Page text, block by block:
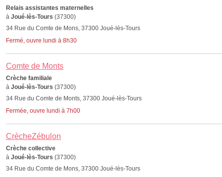
Relais assistantes maternelles
à Joué-lès-Tours (37300)
34 Rue du Comte de Mons, 37300 Joué-lès-Tours
Fermé, ouvre lundi à 8h30
Comte de Monts
Crèche familiale
à Joué-lès-Tours (37300)
34 Rue du Comte de Monts, 37300 Joué-lès-Tours
Fermée, ouvre lundi à 7h00
CrècheZébulon
Crèche collective
à Joué-lès-Tours (37300)
34 Rue du Comte de Mons, 37300 Joué-lès-Tours